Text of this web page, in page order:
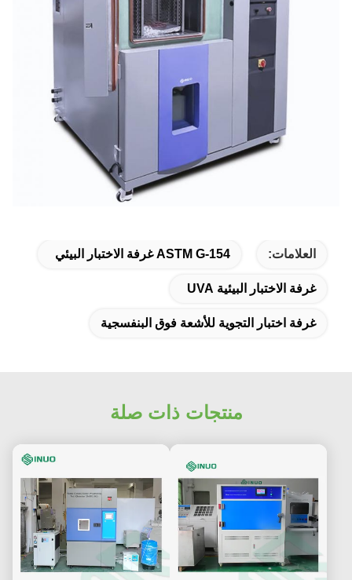
العلامات: ASTM G-154 غرفة الاختبار البيئي
غرفة الاختبار البيئية UVA
غرفة اختبار التجوية للأشعة فوق البنفسجية
منتجات ذات صلة